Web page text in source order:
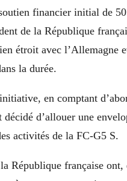
financier initial de
de la République
étroit avec l’Allemagne
la durée.
en comptant
décidé d’allouer une
activités de la FC-G5 S.
République française ont,